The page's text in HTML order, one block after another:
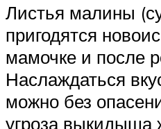
Листья малины
пригодятся
мамочке и после
Наслаждаться
можно без
угроза выкидыша